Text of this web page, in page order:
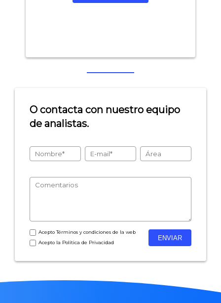
- Encuestas de NPS
- Encuestas de satisfacción de cliente
- Investigación de mercados
O contacta con nuestro equipo
de analistas.
AceptoTérminos y condicionesde la web
Acepto la Política de Privacidad